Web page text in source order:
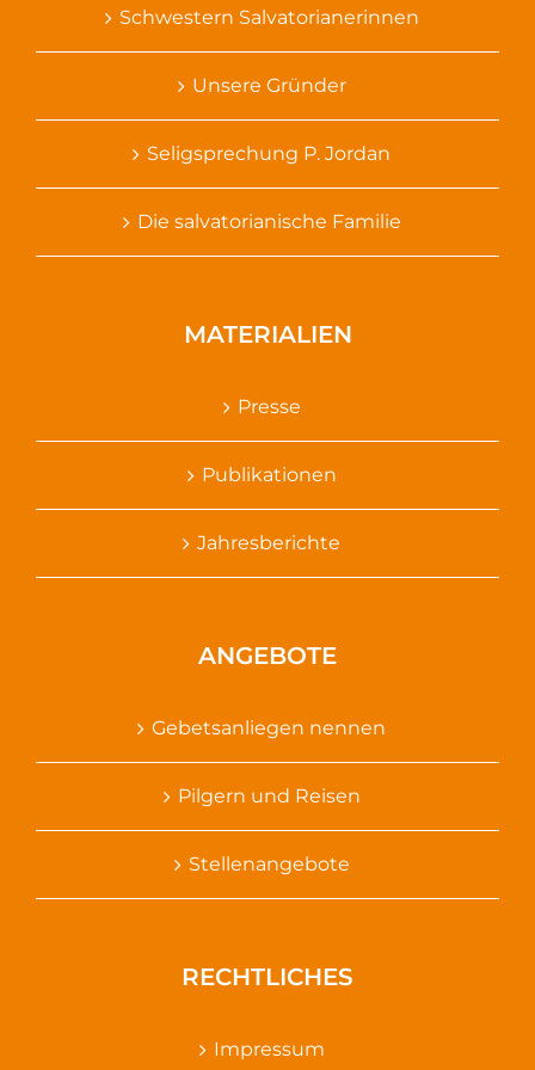
Schwestern Salvatorianerinnen
Unsere Gründer
Seligsprechung P. Jordan
Die salvatorianische Familie
MATERIALIEN
Presse
Publikationen
Jahresberichte
ANGEBOTE
Gebetsanliegen nennen
Pilgern und Reisen
Stellenangebote
RECHTLICHES
Impressum